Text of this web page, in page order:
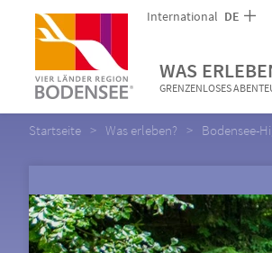
International DE
WAS
GRENZENLOSES
Startseite Was erleben? Bodensee-